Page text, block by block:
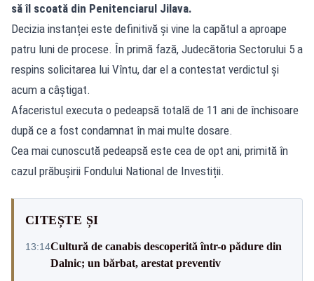
să îl scoată din Penitenciarul Jilava.
Decizia instanței este definitivă și vine la capătul a aproape
patru luni de procese. În primă fază, Judecătoria Sectorului 5 a
respins solicitarea lui Vîntu, dar el a contestat verdictul și
acum a câștigat.
Afaceristul executa o pedeapsă totală de 11 ani de închisoare
după ce a fost condamnat în mai multe dosare.
Cea mai cunoscută pedeapsă este cea de opt ani, primită în
cazul prăbușirii Fondului National de Investiții.
CITEȘTE ȘI
13:14Cultură de canabis descoperită într-o pădure din
Dalnic; un bărbat, arestat preventiv